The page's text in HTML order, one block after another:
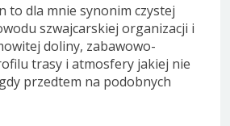
to dla mnie synonim czystej
szwajcarskiej organizacji i
doliny, zabawowo-
trasy i atmosfery jakiej nie
przedtem na podobnych